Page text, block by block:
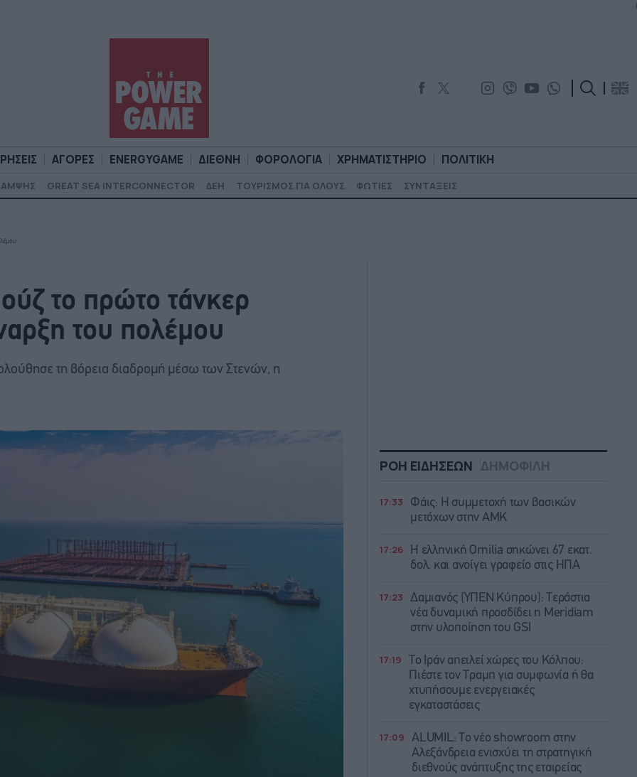
ΑΓΟΡΕΣ ENERGYGAME ΔΙΕΘΝΗ ΦΟΡΟΛΟΓΙΑ ΧΡΗΜΑΤΙΣΤΗΡΙΟ ΠΟΛΙΤΙΚΗ
GREAT SEA INTERCONNECTOR ΔΕΗ ΤΟΥΡΙΣΜΟΣ ΓΙΑ ΟΛΟΥΣ ΦΩΤΙΕΣ ΣΥΝΤΑΞΕΙΣ
το πρώτο τάνκερ
του πολέμου
τη βόρεια διαδρομή μέσω των Στενών, η
ΡΟΗ ΕΙΔΗΣΕΩΝ ΔΗΜΟΦΙΛΗ
17:33
Φάις: Η συμμετοχή των βασικών
μετόχων στην ΑΜΚ
17:26
Η ελληνική Omilia σηκώνει 67 εκατ.
δολ. και ανοίγει γραφείο στις ΗΠΑ
17:23
Δαμιανός (ΥΠΕΝ Κύπρου): Τεράστια
νέα δυναμική προσδίδει η Meridiam
στην υλοποίηση του GSI
17:19
Το Ιράν απειλεί χώρες του Κόλπου:
Πιέστε τον Τραμπ για συμφωνία ή θα
χτυπήσουμε ενεργειακές
εγκαταστάσεις
17:09
ALUMIL: Το νέο showroom στην
Αλεξάνδρεια ενισχύει τη στρατηγική
διεθνούς ανάπτυξης της εταιρείας